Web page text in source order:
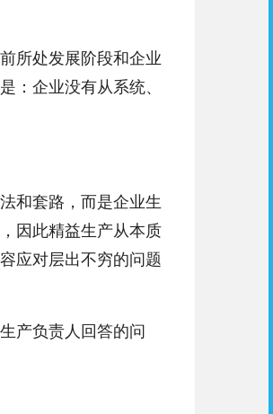
所处发展阶段和企业
：企业没有从系统、
和套路，而是企业生
因此精益生产从本质
应对层出不穷的问题
产负责人回答的问